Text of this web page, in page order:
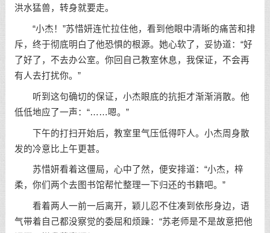
洪水猛兽，转身就要走。
“小杰！”苏惜妍连忙拉住他，看到他眼中清晰的痛苦和排
斥，终于彻底明白了他恐惧的根源。她心软了，妥协道：“好
了好了，不去办公室。你回自己教室休息，我保证，不会再
有人去打扰你。”
听到这句确切的保证，小杰眼底的抗拒才渐渐消散。他
低低地应了一声：“……嗯。”
下午的打扫开始后，教室里气压低得吓人。小杰周身散
发的冷意比上午更甚。
苏惜妍看着这僵局，心中了然，便安排道：“小杰，梓
柔，你们两个去图书馆帮忙整理一下归还的书籍吧。”
看着两人一前一后离开，颖儿忍不住凑到依彤身边，语
气带着自己都没察觉的委屈和烦躁：“苏老师是不是故意把他